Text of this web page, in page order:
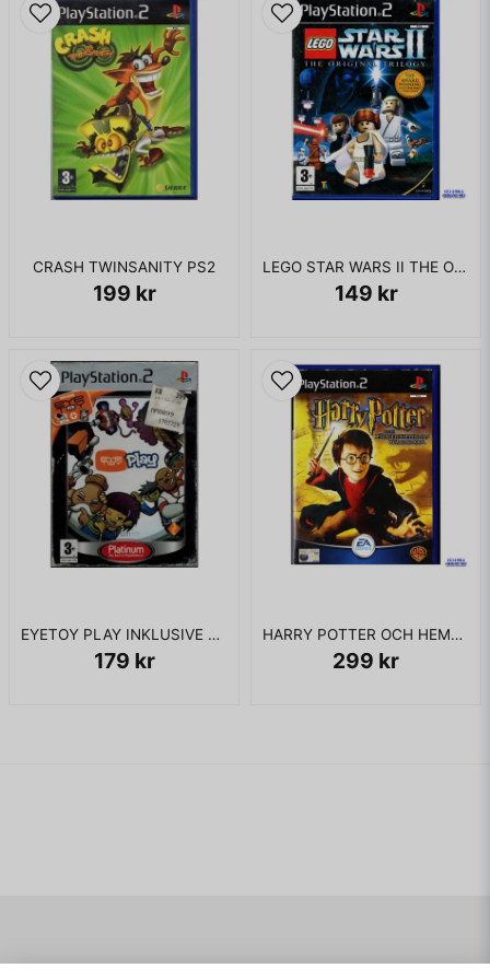
CRASH TWINSANITY PS2
199 kr
LEGO STAR WARS II THE ORIGINAL TRILOGY PS2
149 kr
EYETOY PLAY INKLUSIVE KAMERA PS2
179 kr
HARRY POTTER OCH HEMLIGHETERNAS KAMMARE PS2
299 kr
som släpptes till Playstation Portable, Nintendo DS och
GameBoy Advance. Spelet utspelar sig i Coast City och
skiljer sig kraftigt i karriärläget.
KOMPLETT I BOX